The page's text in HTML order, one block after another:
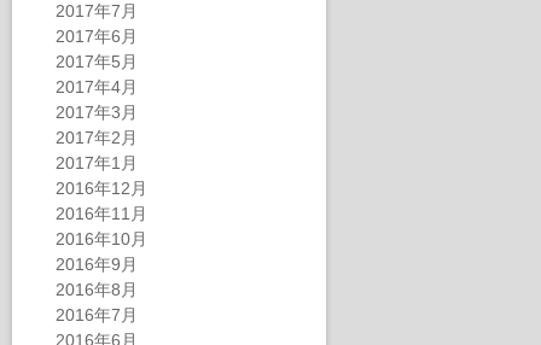
2017年7月
2017年6月
2017年5月
2017年4月
2017年3月
2017年2月
2017年1月
2016年12月
2016年11月
2016年10月
2016年9月
2016年8月
2016年7月
2016年6月